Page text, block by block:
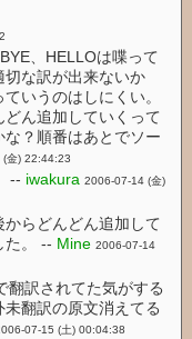
、HELLOは喋って
切な訳が出来ないか
いうのはしにくい。
ん追加していくって
？順番はあとでソー
金) 22:44:23
-- iwakura 2006-07-14 (金)
らどんどん追加して
た。 -- Mine 2006-07-14
翻訳されてた気がする
翻訳の原文消えてる
07-15 (土) 00:04:38